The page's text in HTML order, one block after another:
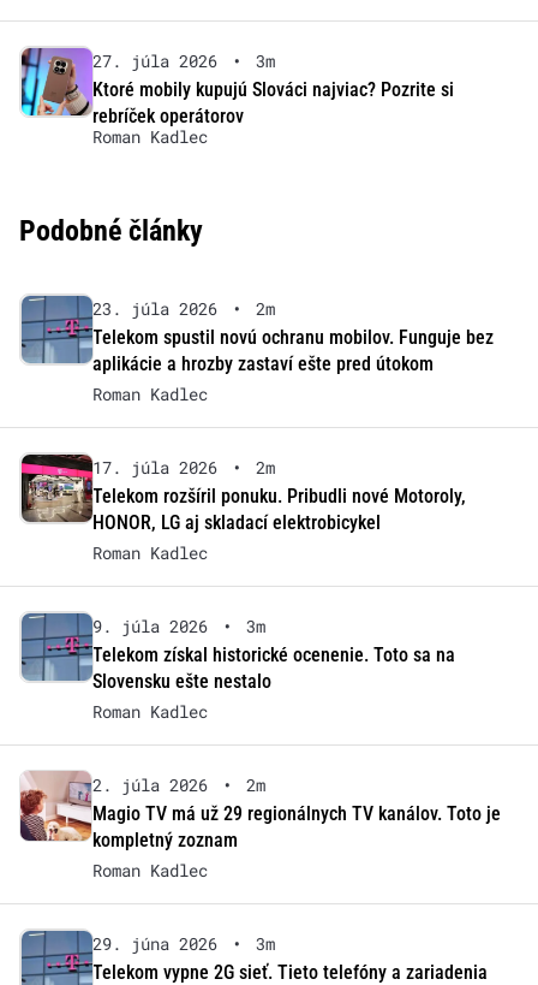
27. júla 2026 •
3m
Ktoré mobily kupujú Slováci najviac? Pozrite si
rebríček operátorov
Roman Kadlec
Podobné články
23. júla 2026 •
2m
Telekom spustil novú ochranu mobilov. Funguje bez
aplikácie a hrozby zastaví ešte pred útokom
Roman Kadlec
17. júla 2026 •
2m
Telekom rozšíril ponuku. Pribudli nové Motoroly,
HONOR, LG aj skladací elektrobicykel
Roman Kadlec
9. júla 2026 •
3m
Telekom získal historické ocenenie. Toto sa na
Slovensku ešte nestalo
Roman Kadlec
2. júla 2026 •
2m
Magio TV má už 29 regionálnych TV kanálov. Toto je
kompletný zoznam
Roman Kadlec
29. júna 2026 •
3m
Telekom vypne 2G sieť. Tieto telefóny a zariadenia